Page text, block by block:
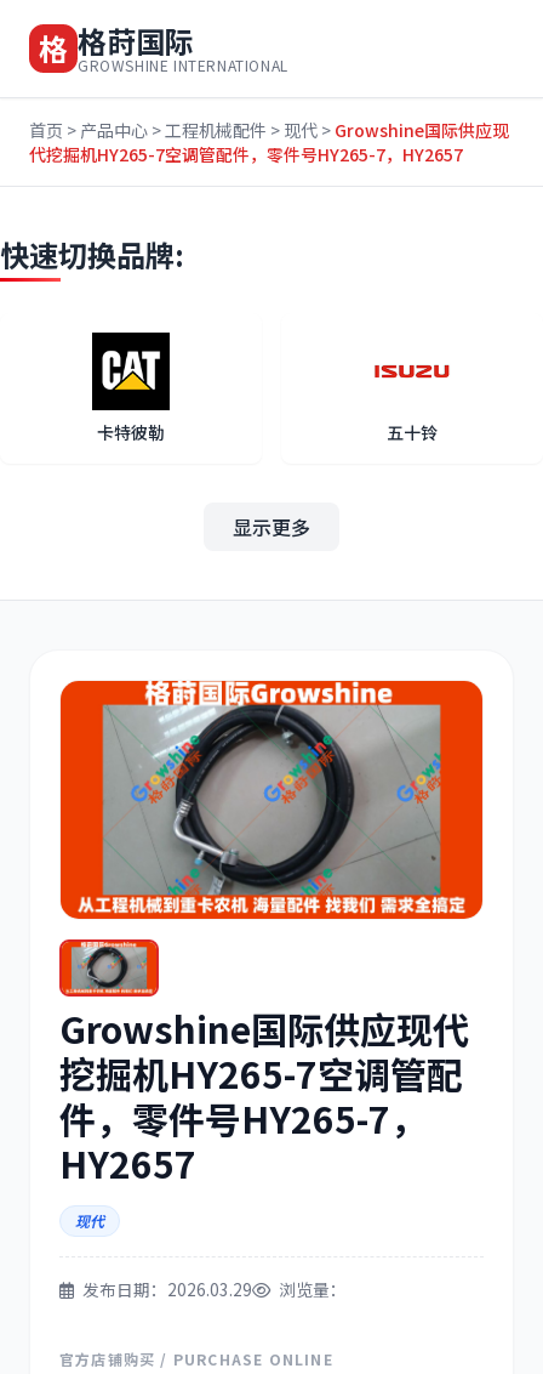
格 格莳国际
GROWSHINE INTERNATIONAL
首页 > 产品中心 >工程机械配件 > 现代 > Growshine国际供应现
代挖掘机HY265-7空调管配件，零件号HY265-7，HY2657
快速切换品牌:
卡特彼勒 五十铃
其他 小松
沃尔沃 康明斯
日立
三菱
洋马
显示更多
Growshine国际供应现代
挖掘机HY265-7空调管配
件，零件号HY265-7，
HY2657
现代
发布日期：2026.03.29 浏览量：
官方店铺购买 / PURCHASE ONLINE